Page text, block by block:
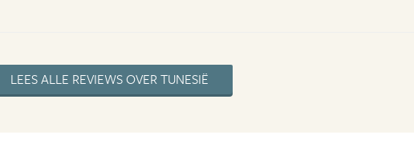
LEES ALLE REVIEWS OVER TUNESIË